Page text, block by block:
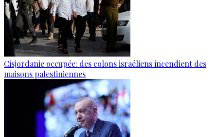
Cisjordanie occupée: des colons israéliens incendient des
maisons palestiniennes